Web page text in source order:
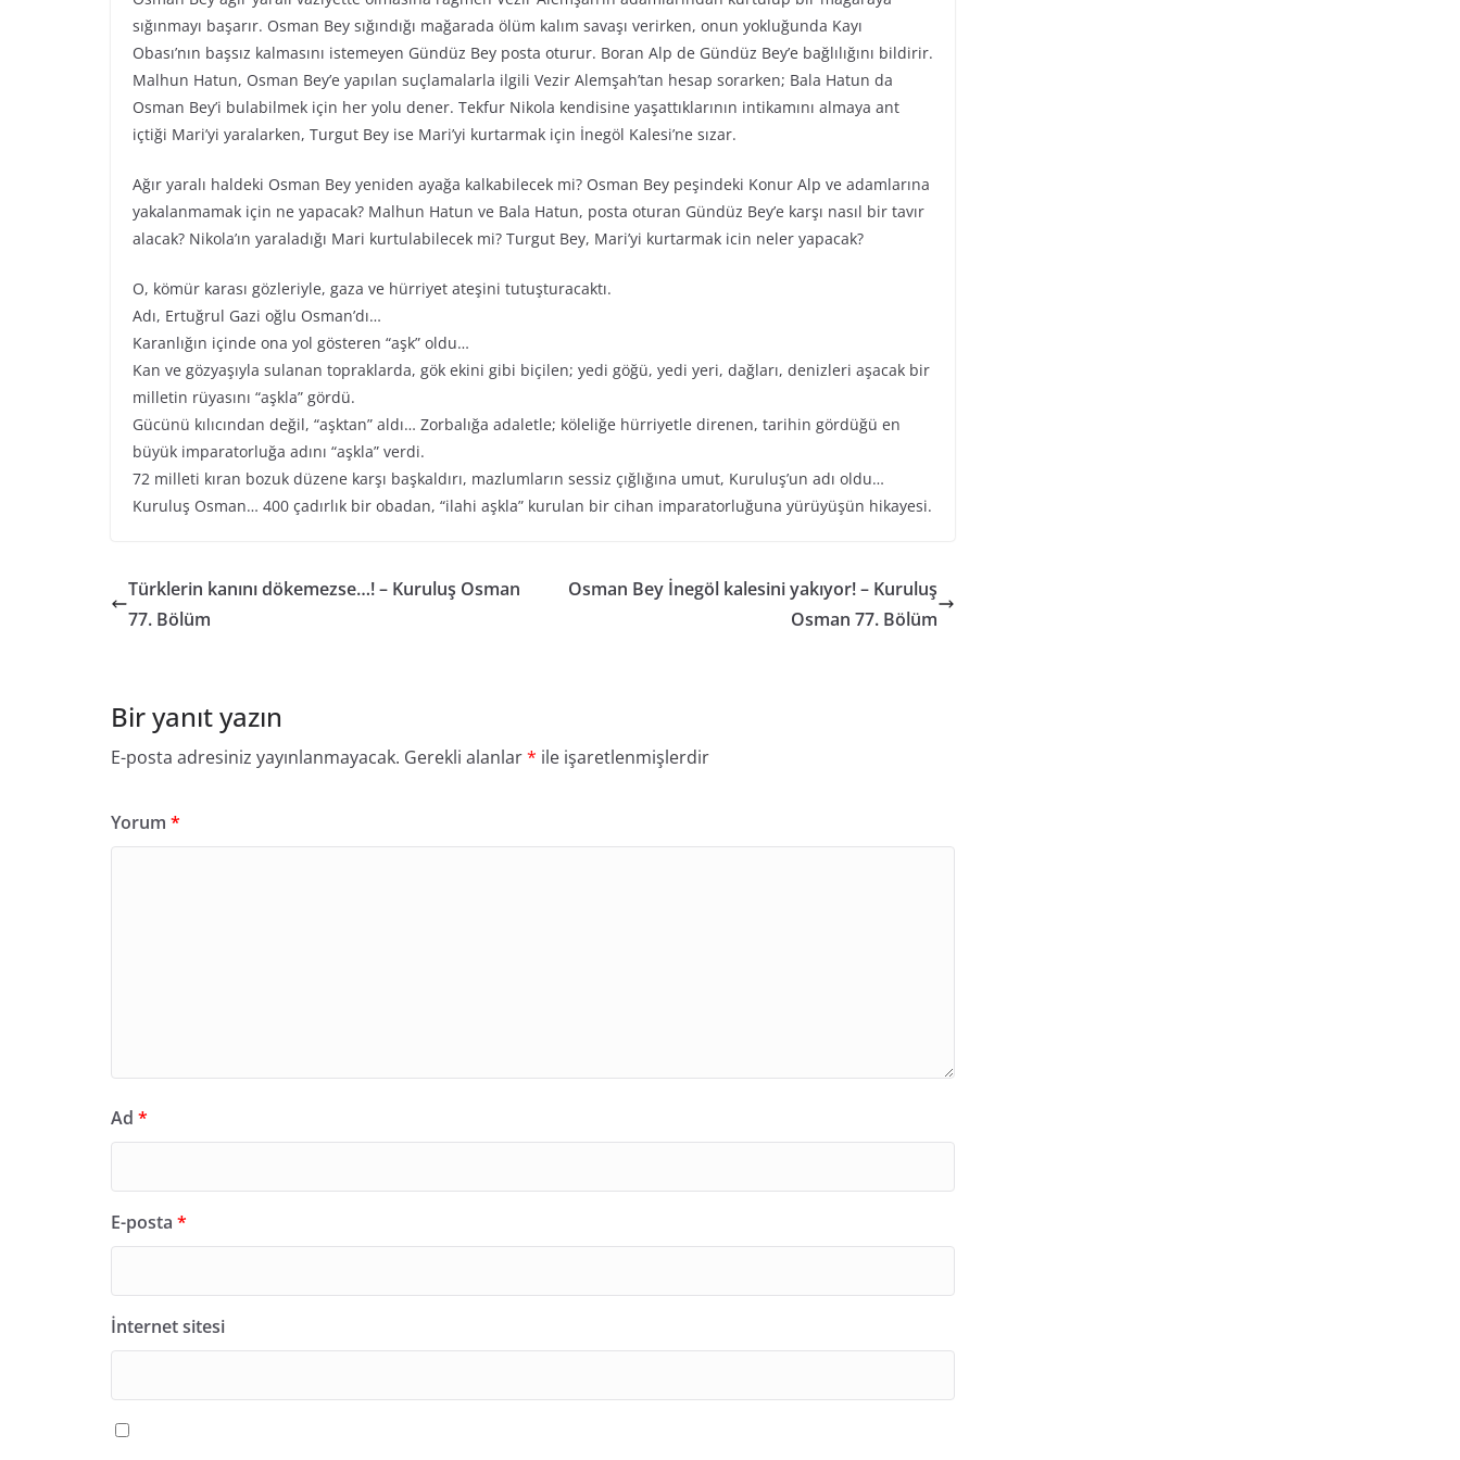
sığınmayı başarır. Osman Bey sığındığı mağarada ölüm kalım savaşı verirken, onun yokluğunda Kayı
Obası’nın başsız kalmasını istemeyen Gündüz Bey posta oturur. Boran Alp de Gündüz Bey’e bağlılığını bildirir.
Malhun Hatun, Osman Bey’e yapılan suçlamalarla ilgili Vezir Alemşah’tan hesap sorarken; Bala Hatun da
Osman Bey’i bulabilmek için her yolu dener. Tekfur Nikola kendisine yaşattıklarının intikamını almaya ant
içtiği Mari’yi yaralarken, Turgut Bey ise Mari’yi kurtarmak için İnegöl Kalesi’ne sızar.
Ağır yaralı haldeki Osman Bey yeniden ayağa kalkabilecek mi? Osman Bey peşindeki Konur Alp ve adamlarına
yakalanmamak için ne yapacak? Malhun Hatun ve Bala Hatun, posta oturan Gündüz Bey’e karşı nasıl bir tavır
alacak? Nikola’ın yaraladığı Mari kurtulabilecek mi? Turgut Bey, Mari’yi kurtarmak icin neler yapacak?
O, kömür karası gözleriyle, gaza ve hürriyet ateşini tutuşturacaktı.
Adı, Ertuğrul Gazi oğlu Osman’dı…
Karanlığın içinde ona yol gösteren “aşk” oldu…
Kan ve gözyaşıyla sulanan topraklarda, gök ekini gibi biçilen; yedi göğü, yedi yeri, dağları, denizleri aşacak bir
milletin rüyasını “aşkla” gördü.
Gücünü kılıcından değil, “aşktan” aldı… Zorbalığa adaletle; köleliğe hürriyetle direnen, tarihin gördüğü en
büyük imparatorluğa adını “aşkla” verdi.
72 milleti kıran bozuk düzene karşı başkaldırı, mazlumların sessiz çığlığına umut, Kuruluş’un adı oldu…
Kuruluş Osman… 400 çadırlık bir obadan, “ilahi aşkla” kurulan bir cihan imparatorluğuna yürüyüşün hikayesi.
Türklerin kanını dökemezse…! – Kuruluş Osman
77. Bölüm
Osman Bey İnegöl kalesini yakıyor! – Kuruluş
Osman 77. Bölüm
Bir yanıt yazın
E-posta adresiniz yayınlanmayacak. Gerekli alanlar* ile işaretlenmişlerdir
Yorum *
Ad *
E-posta *
İnternet sitesi